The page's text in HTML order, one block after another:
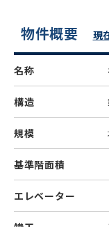
物件概要 現
名称
構造
規模
基準階面積
エレベーター